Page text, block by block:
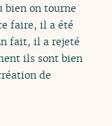
bien on tourne
faire, il a été
fait, il a rejeté
ils sont bien
de